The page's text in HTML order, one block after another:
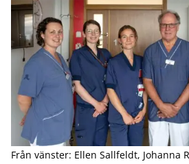
Från vänster: Ellen Sallfeldt, Johanna